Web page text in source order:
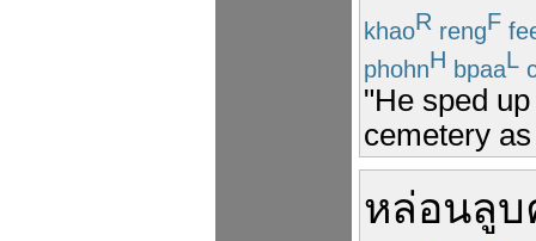
khaoR rengF
phohnH bpaaL
"He sped
cemetery
หล่อนลูบ